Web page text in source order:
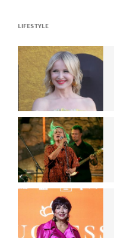
LIFESTYLE